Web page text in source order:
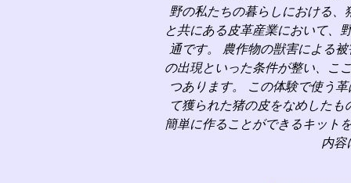
野の私たちの暮らしにおける
と共にある皮革産業において、
通です。 農作物の獣害による
の出現といった条件が整い、こ
つあります。 この体験で使う
て獲られた猪の皮をなめした
簡単に作ることができるキット
内容